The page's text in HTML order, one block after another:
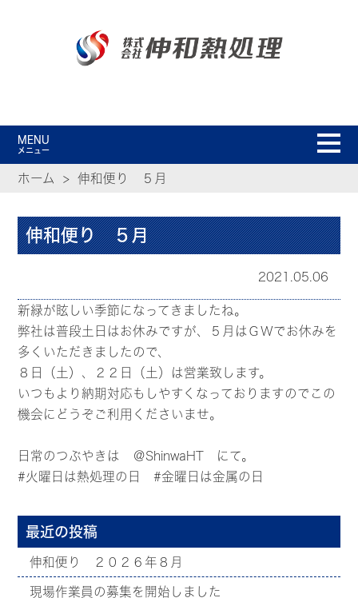
MENU
メニュー
ホーム 伸和便り ５月
伸和便り ５月
2021.05.06
新緑が眩しい季節になってきましたね。
弊社は普段土日はお休みですが、５月はＧＷでお休みを
多くいただきましたので、
８日（土）、２２日（土）は営業致します。
いつもより納期対応もしやすくなっておりますのでこの
機会にどうぞご利用くださいませ。
日常のつぶやきは ＠ShinwaHT にて。
#火曜日は熱処理の日 #金曜日は金属の日
最近の投稿
伸和便り ２０２６年８月
現場作業員の募集を開始しました